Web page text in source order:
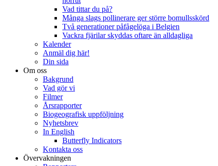
Vad tittar du på?
Många slags pollinerare ger större bomullsskörd
Två generationer påfågelöga i Belgien
Vackra fjärilar skyddas oftare än alldagliga
Kalender
Anmäl dig här!
Din sida
Om oss
Bakgrund
Vad gör vi
Filmer
Årsrapporter
Biogeografisk uppföljning
Nyhetsbrev
In English
Butterfly Indicators
Kontakta oss
Övervakningen